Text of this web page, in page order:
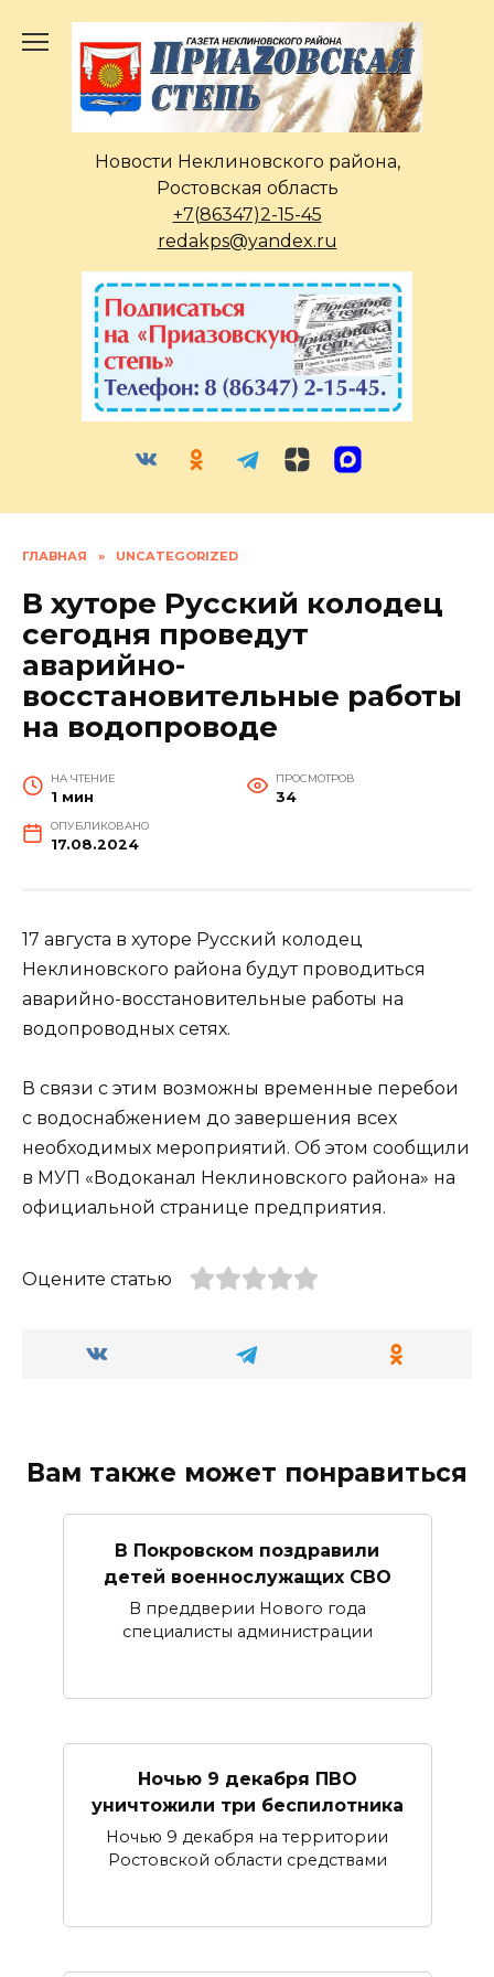
содержанию
Новости Неклиновского района,
Ростовская область
+7(86347)2-15-45
redakps@yandex.ru
ГЛАВНАЯ » UNCATEGORIZED
В хуторе Русский колодец
сегодня проведут
аварийно-
восстановительные работы
на водопроводе
НА ЧТЕНИЕ
1 мин
ПРОСМОТРОВ
34
ОПУБЛИКОВАНО
17.08.2024
17 августа в хуторе Русский колодец
Неклиновского района будут проводиться
аварийно-восстановительные работы на
водопроводных сетях.
В связи с этим возможны временные перебои
с водоснабжением до завершения всех
необходимых мероприятий. Об этом сообщили
в МУП «Водоканал Неклиновского района» на
официальной странице предприятия.
Оцените статью
Вам также может понравиться
В Покровском поздравили
детей военнослужащих СВО
В преддверии Нового года
специалисты администрации
Ночью 9 декабря ПВО
уничтожили три беспилотника
Ночью 9 декабря на территории
Ростовской области средствами